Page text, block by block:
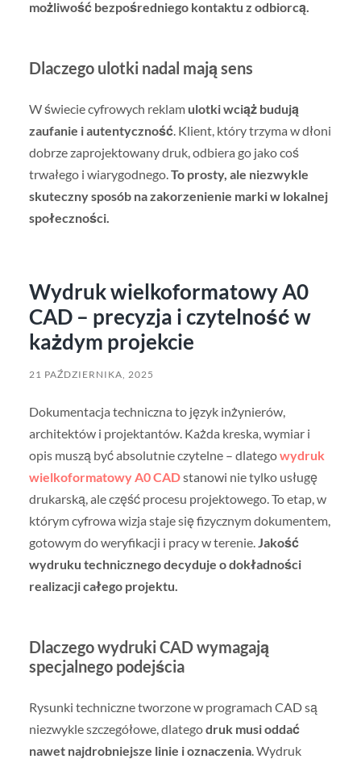
możliwość bezpośredniego kontaktu z odbiorcą.
Dlaczego ulotki nadal mają sens
W świecie cyfrowych reklam ulotki wciąż budują
zaufanie i autentyczność. Klient, który trzyma w dłoni
dobrze zaprojektowany druk, odbiera go jako coś
trwałego i wiarygodnego.To prosty, ale niezwykle
skuteczny sposób na zakorzenienie marki w lokalnej
społeczności.
Wydruk wielkoformatowy A0
CAD – precyzja i czytelność w
każdym projekcie
21 PAŹDZIERNIKA, 2025
Dokumentacja techniczna to język inżynierów,
architektów i projektantów. Każda kreska, wymiar i
opis muszą być absolutnie czytelne – dlategowydruk
wielkoformatowy A0 CADstanowi nie tylko usługę
drukarską, ale część procesu projektowego. To etap, w
którym cyfrowa wizja staje się fizycznym dokumentem,
gotowym do weryfikacji i pracy w terenie. Jakość
wydruku technicznego decyduje o dokładności
realizacji całego projektu.
Dlaczego wydruki CAD wymagają
specjalnego podejścia
Rysunki techniczne tworzone w programach CAD są
niezwykle szczegółowe, dlategodruk musi oddać
nawet najdrobniejsze linie i oznaczenia. Wydruk